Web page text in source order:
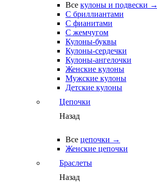
Все кулоны и подвески →
С бриллиантами
С фианитами
С жемчугом
Кулоны-буквы
Кулоны-сердечки
Кулоны-ангелочки
Женские кулоны
Мужские кулоны
Детские кулоны
Цепочки
Назад
Все цепочки →
Женские цепочки
Браслеты
Назад